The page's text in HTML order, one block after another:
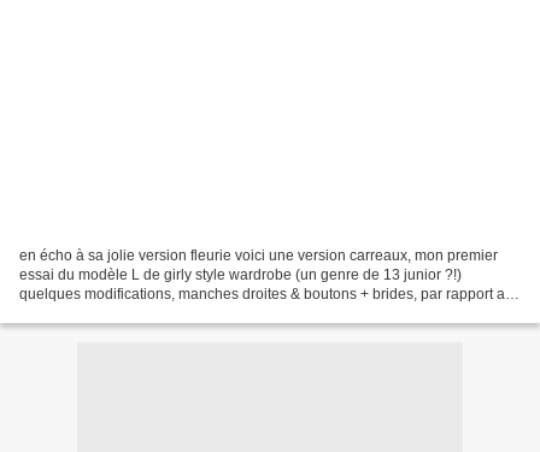
en écho à sa jolie version fleurie voici une version carreaux, mon premier
essai du modèle L de girly style wardrobe (un genre de 13 junior ?!)
quelques modifications, manches droites & boutons + brides, par rapport au